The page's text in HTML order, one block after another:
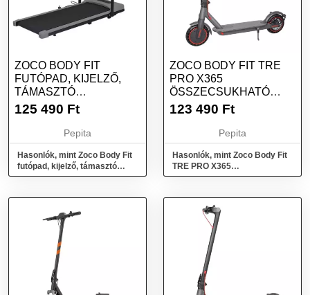
ZOCO BODY FIT
FUTÓPAD, KIJELZŐ,
TÁMASZTÓ
FOGANTYÚ,
125 490 Ft
Pepita
Hasonlók, mint Zoco Body Fit
futópad, kijelző, támasztó
fogantyú, ultramodern de...
ZOCO BODY FIT TRE
PRO X365
ÖSSZECSUKHATÓ
ELEKTROMOS
123 490 Ft
Pepita
Hasonlók, mint Zoco Body Fit
TRE PRO X365
Összecsukható elektromos